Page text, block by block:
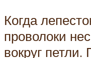
Когда
проволоки
вокруг